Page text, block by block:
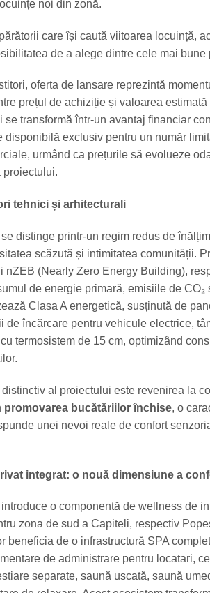
noi din zonă.
care își caută viitoarea locuință,
de a alege dintre cele mai
oferta de lansare reprezintă
prețul de achiziție și valoarea
se transformă într-un avantaj financiar
disponibilă exclusiv pentru un număr
urmând ca prețurile să evolueze
proiectului.
tehnici și arhitecturali
distinge printr-un regim redus de
scăzută și intimitatea comunității.
nZEB (Nearly Zero Energy Building),
de energie primară, emisiile de
Clasa A energetică, susținută de
de încărcare pentru vehicule electrice,
termosistem de 15 cm, optimizând
al proiectului este revenirea la
promovarea bucătăriilor închise, o
unei nevoi reale de confort
integrat: o nouă dimensiune a
o componentă de wellness de
zona de sud a Capiteli, respectiv
beneficia de o infrastructură SPA
de administrare pentru locatari,
separate, saună uscată, saună